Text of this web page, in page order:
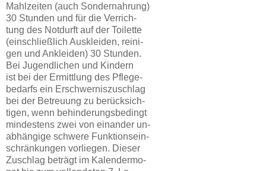
Mahlzeiten (auch Sondernahrung)
30 Stunden und für die Verrich-
tung des Notdurft auf der Toilette
(einschließlich Auskleiden, reini-
gen und Ankleiden) 30 Stunden.
Bei Jugendlichen und Kindern
ist bei der Ermittlung des Pflege-
bedarfs ein Erschwerniszuschlag
bei der Betreuung zu berücksich-
tigen, wenn behinderungsbedingt
mindestens zwei von einander un-
abhängige schwere Funktionsein-
schränkungen vorliegen. Dieser
Zuschlag beträgt im Kalendermo-